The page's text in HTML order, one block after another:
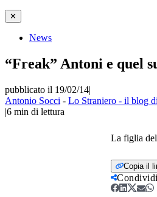
✕
News
“Freak” Antoni e quel
pubblicato il 19/02/14|
Antonio Socci - Lo Straniero - il blog
|6 min di lettura
La figlia
Copia il